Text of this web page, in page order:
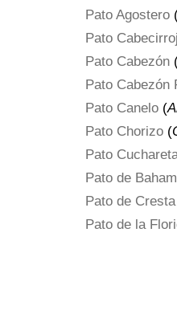
Pato Agostero
Pato
Pato Cabezón
Pato Cabezón
Pato Canelo(
Pato Chorizo(
Pato
Pato de
Pato de Cresta
Pato de la